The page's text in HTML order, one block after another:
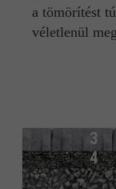
a tömörítést
véletlenül